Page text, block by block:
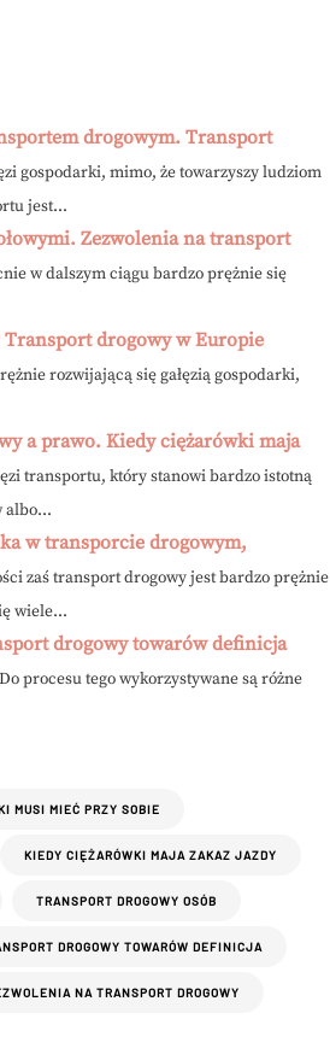
drogowym. Transport
gospodarki, mimo, że towarzyszy ludziom
jest...
Zezwolenia na transport
w dalszym ciągu bardzo prężnie się
drogowy w Europie
rozwijającą się gałęzią gospodarki,
a prawo. Kiedy ciężarówki maja
transportu, który stanowi bardzo istotną
albo...
w transporcie drogowym,
zaś transport drogowy jest bardzo prężnie
wiele...
drogowy towarów definicja
procesu tego wykorzystywane są różne
MUSI MIEĆ PRZY SOBIE
KIEDY CIĘŻARÓWKI MAJA ZAKAZ JAZDY
TRANSPORT DROGOWY OSÓB
DROGOWY TOWARÓW DEFINICJA
NA TRANSPORT DROGOWY